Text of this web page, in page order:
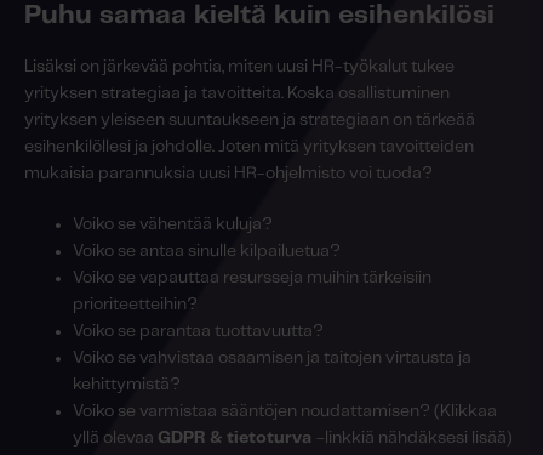
Puhu samaa kieltä kuin esihenkilösi
Lisäksi on järkevää pohtia, miten uusi HR-työkalut tukee
yrityksen strategiaa ja tavoitteita. Koska osallistuminen
yrityksen yleiseen suuntaukseen ja strategiaan on tärkeää
esihenkilöllesi ja johdolle. Joten mitä yrityksen tavoitteiden
mukaisia parannuksia uusi HR-ohjelmisto voi tuoda?
Voiko se vähentää kuluja?
Voiko se antaa sinulle kilpailuetua?
Voiko se vapauttaa resursseja muihin tärkeisiin
prioriteetteihin?
Voiko se parantaa tuottavuutta?
Voiko se vahvistaa osaamisen ja taitojen virtausta ja
kehittymistä?
Voiko se varmistaa sääntöjen noudattamisen? (Klikkaa
yllä olevaa GDPR & tietoturva -linkkiä nähdäksesi lisää)